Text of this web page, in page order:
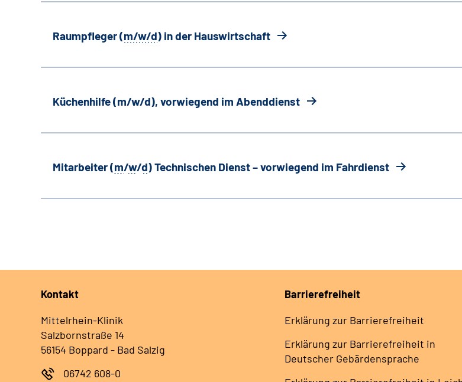
Raumpfleger (m/w/d) in der Hauswirtschaft
Küchenhilfe (m/w/d), vorwiegend im Abenddienst
Mitarbeiter (m/w/d) Technischen Dienst – vorwiegend im Fahrdienst
Kontakt
Mittelrhein-Klinik
Salzbornstraße 14
56154 Boppard - Bad Salzig
06742 608-0
Barrierefreiheit
Erklärung zur Barrierefreiheit
Erklärung zur Barrierefreiheit in
Deutscher Gebärdensprache